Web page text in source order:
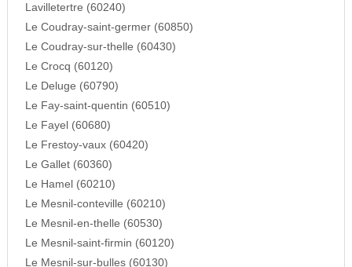
Lavilletertre (60240)
Le Coudray-saint-germer (60850)
Le Coudray-sur-thelle (60430)
Le Crocq (60120)
Le Deluge (60790)
Le Fay-saint-quentin (60510)
Le Fayel (60680)
Le Frestoy-vaux (60420)
Le Gallet (60360)
Le Hamel (60210)
Le Mesnil-conteville (60210)
Le Mesnil-en-thelle (60530)
Le Mesnil-saint-firmin (60120)
Le Mesnil-sur-bulles (60130)